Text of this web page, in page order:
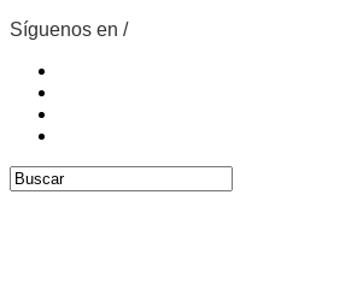
Síguenos en /